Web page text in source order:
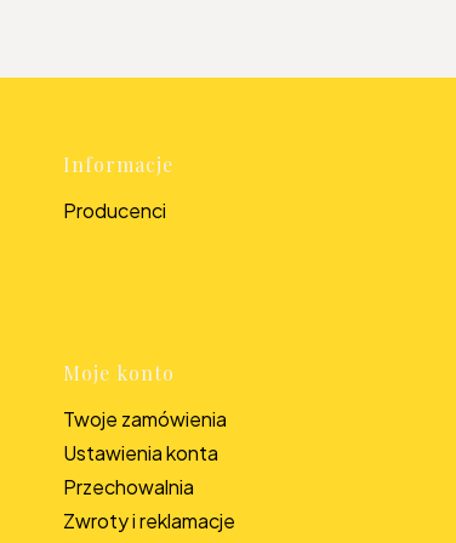
Informacje
Producenci
Moje konto
Twoje zamówienia
Ustawienia konta
Przechowalnia
Zwroty i reklamacje